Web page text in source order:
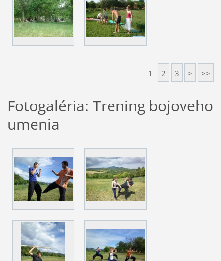
1 2 3 > >>
Fotogaléria: Trening bojoveho
umenia